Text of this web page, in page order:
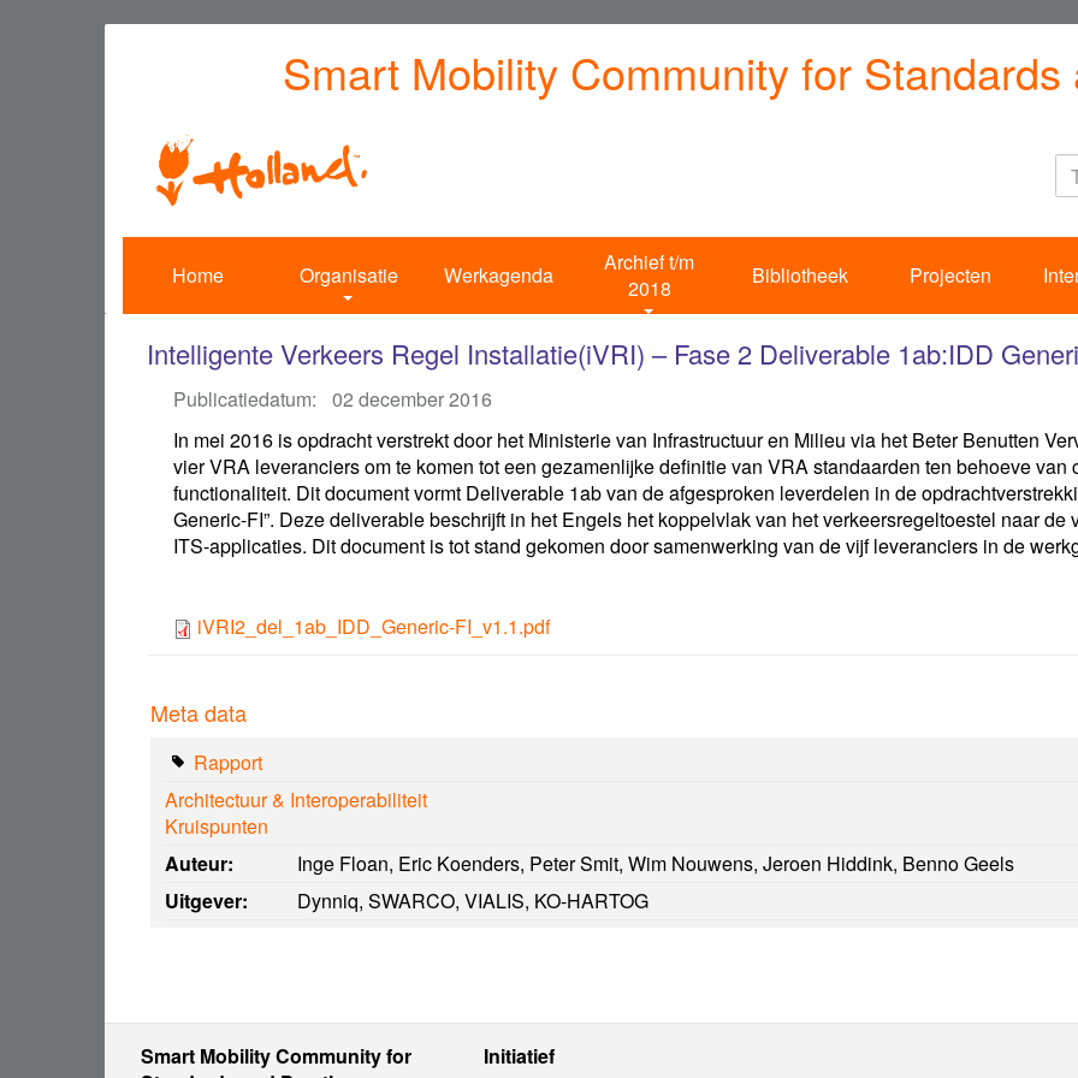
Smart Mobility Community for
Home Organisatie Werkagenda
Archief t/m
2018
Bibliotheek Projecten
Intelligente Verkeers Regel Installatie(iVRI) – Fase 2 Deliverable 1ab:IDD
Publicatiedatum:
02 december 2016
In mei 2016 is opdracht verstrekt door het Ministerie van Infrastructuur en Milieu via het Beter Benutten
vier VRA leveranciers om te komen tot een gezamenlijke definitie van VRA standaarden ten behoeve van
functionaliteit. Dit document vormt Deliverable 1ab van de afgesproken leverdelen in de
Generic-FI”. Deze deliverable beschrijft in het Engels het koppelvlak van het verkeersregeltoestel naar
ITS-applicaties. Dit document is tot stand gekomen door samenwerking van de vijf leveranciers in de
iVRI2_del_1ab_IDD_Generic-FI_v1.1.pdf
Meta data
Rapport
Architectuur & Interoperabiliteit
Kruispunten
Auteur:
Inge Floan, Eric Koenders, Peter Smit, Wim Nouwens, Jeroen Hiddink, Benno Geels
Uitgever:
Dynniq, SWARCO, VIALIS, KO-HARTOG
Smart Mobility Community for
Initiatief